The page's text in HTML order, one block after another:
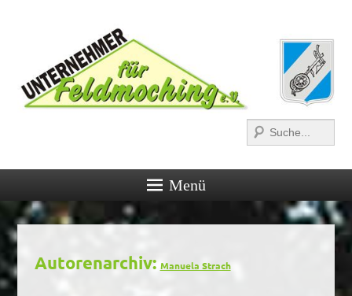
Menü
Autorenarchiv: Manuela Strach